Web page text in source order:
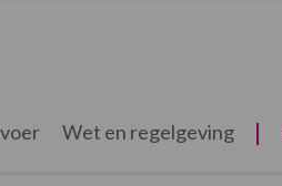
Wet en regelgeving